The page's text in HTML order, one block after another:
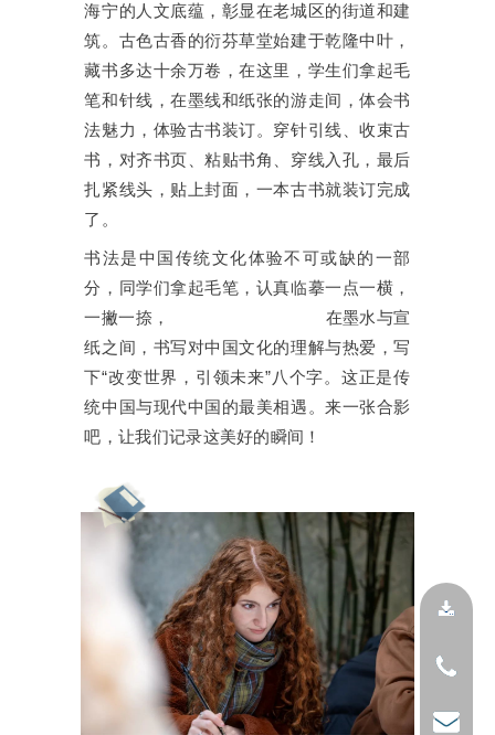
海宁的人文底蕴，彰显在老城区的街道和建
筑。古色古香的衍芬草堂始建于乾隆中叶，
藏书多达十余万卷，在这里，学生们拿起毛
笔和针线，在墨线和纸张的游走间，体会书
法魅力，体验古书装订。穿针引线、收束古
书，对齐书页、粘贴书角、穿线入孔，最后
扎紧线头，贴上封面，一本古书就装订完成
了。
书法是中国传统文化体验不可或缺的一部
分，同学们拿起毛笔，认真临摹一点一横，
一撇一捺， 在墨水与宣
纸之间，书写对中国文化的理解与热爱，写
下“改变世界，引领未来”八个字。这正是传
统中国与现代中国的最美相遇。来一张合影
吧，让我们记录这美好的瞬间！